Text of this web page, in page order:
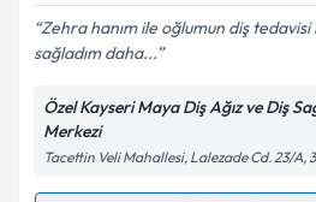
Kişisel verilerimin
kapsamda işlenmesini
Zehra hanım ile oğlumun diş
sağladım daha...
Özel Kayseri Maya Diş Ağız ve Diş
Merkezi
Tacettin Veli Mahallesi, Lalezade Cd. 23/A,